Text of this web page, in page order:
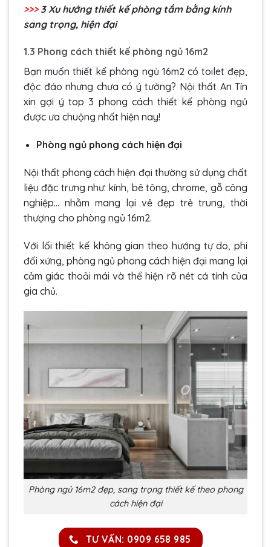
>>>3 Xu hướng thiết kế phòng tắm bằng kính
sang trọng, hiện đại
1.3 Phong cách thiết kế phòng ngủ 16m2
Bạn muốn thiết kế phòng ngủ 16m2 có toilet đẹp,
độc đáo nhưng chưa có ý tưởng? Nội thất An Tín
xin gợi ý top 3 phong cách thiết kế phòng ngủ
được ưa chuộng nhất hiện nay!
Phòng ngủ phong cách hiện đại
Nội thất phong cách hiện đại thường sử dụng chất
liệu đặc trưng như: kính, bê tông, chrome, gỗ công
nghiệp… nhằm mang lại vẻ đẹp trẻ trung, thời
thượng cho phòng ngủ 16m2.
Với lối thiết kế không gian theo hướng tự do, phi
đối xứng, phòng ngủ phong cách hiện đại mang lại
cảm giác thoải mái và thể hiện rõ nét cá tính của
gia chủ.
Phòng ngủ 16m2 đẹp, sang trọng thiết kế theo phong
cách hiện đại
TƯ VẤN: 0909 658 985